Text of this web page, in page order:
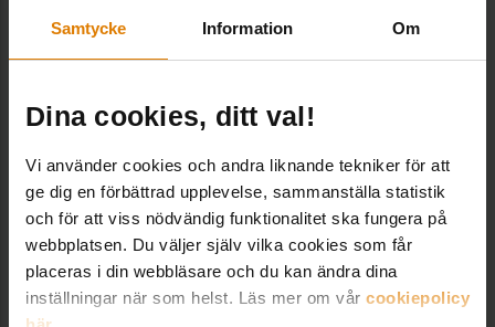
Samtycke Information Om
Dina cookies, ditt val!
Vi använder cookies och andra liknande tekniker för att
ge dig en förbättrad upplevelse, sammanställa statistik
och för att viss nödvändig funktionalitet ska fungera på
webbplatsen. Du väljer själv vilka cookies som får
placeras i din webbläsare och du kan ändra dina
inställningar när som helst. Läs mer om vår cookiepolicy
lyckade eller mindre framgångsrika projekt. Det
Magnus Hedin.
*Internet of Things (IoT), på svenska kallat
Sakernas internet, är ett begrepp som används
för att beskriva att allt fler föremål, både för
privat- och industriellt bruk, utrustas med